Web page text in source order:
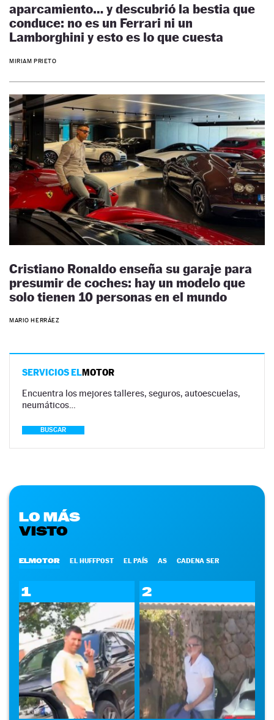
aparcamiento… y descubrió la bestia que
conduce: no es un Ferrari ni un
Lamborghini y esto es lo que cuesta
MIRIAM PRIETO
Cristiano Ronaldo enseña su garaje para
presumir de coches: hay un modelo que
solo tienen 10 personas en el mundo
MARIO HERRÁEZ
SERVICIOS ELMOTOR
Encuentra los mejores talleres, seguros, autoescuelas,
neumáticos…
BUSCAR
LO MÁS
VISTO
ELMOTOR EL HUFFPOST EL PAÍS AS CADENA SER
1 2